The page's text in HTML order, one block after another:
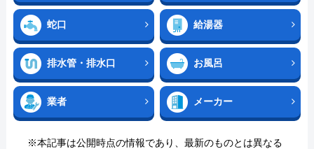
蛇口 給湯器
排水管・排水口 お風呂
業者 メーカー
※本記事は公開時点の情報であり、最新のものとは異なる